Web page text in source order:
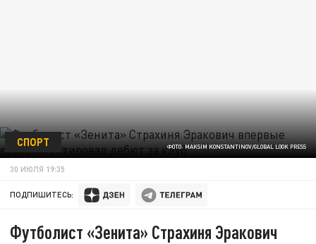
ФОТО: MAKSIM KONSTANTINOV/GLOBAL LOOK PRESS
СПОРТ
30 ИЮЛЯ 19:35
ПОДПИШИТЕСЬ:
Футболист «Зенита» Страхиня Эракович